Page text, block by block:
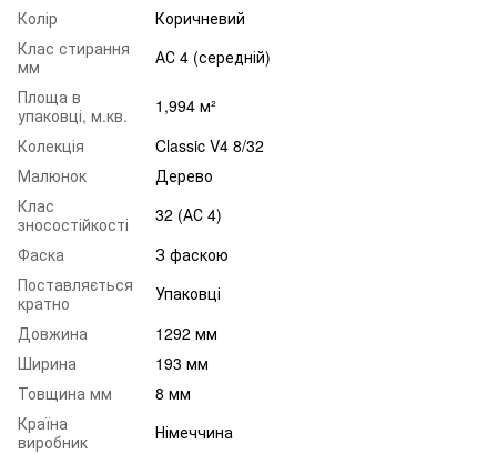
Колір
Коричневий
Клас стирання
мм
АС 4 (середній)
Площа в
упаковці, м.кв.
1,994 м²
Колекція
Classic V4 8/32
Малюнок
Дерево
Клас
зносостійкості
32 (АС 4)
Фаска
З фаскою
Поставляється
кратно
Упаковці
Довжина
1292 мм
Ширина
193 мм
Товщина мм
8 мм
Країна
виробник
Німеччина